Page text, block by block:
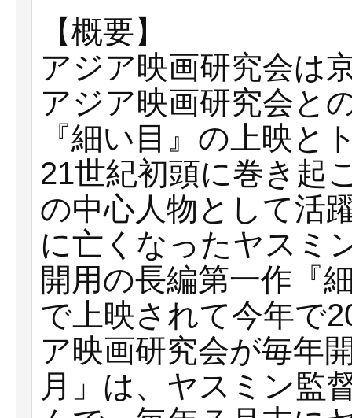
【概要】
アジア映画研究会は
アジア映画研究会と
『細い目』の上映と
21世紀初頭に巻き起
の中心人物として活
に亡くなったヤスミ
開用の長編第一作『
で上映されて今年で
ア映画研究会が毎年
月」は、ヤスミン監